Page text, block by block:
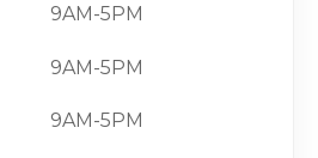
9AM-5PM
9AM-5PM
9AM-5PM